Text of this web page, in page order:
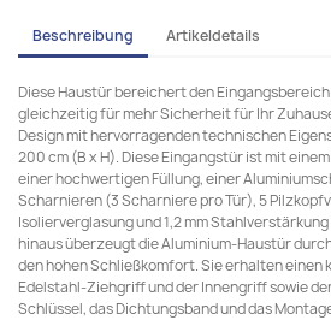
Beschreibung Artikeldetails
Diese Haustür bereichert den
gleichzeitig für mehr Sicherheit für Ihr
Design mit hervorragenden technischen
200 cm (B x H). Diese Eingangstür ist mit
einer hochwertigen Füllung, einer
Scharnieren (3 Scharniere pro Tür), 5
Isolierverglasung und 1,2 mm
hinaus überzeugt die Aluminium-Haustür
den hohen Schließkomfort. Sie erhalten einen
Edelstahl-Ziehgriff und der Innengriff sowie
Schlüssel, das Dichtungsband und das